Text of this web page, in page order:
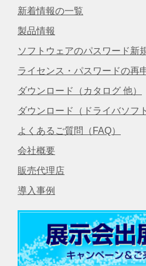
新着情報の一覧
製品情報
ソフトウェアのパスワード新
ライセンス・パスワードの再
ダウンロード（カタログ 他）
ダウンロード（ドライバソフ
よくあるご質問（FAQ）
会社概要
販売代理店
導入事例